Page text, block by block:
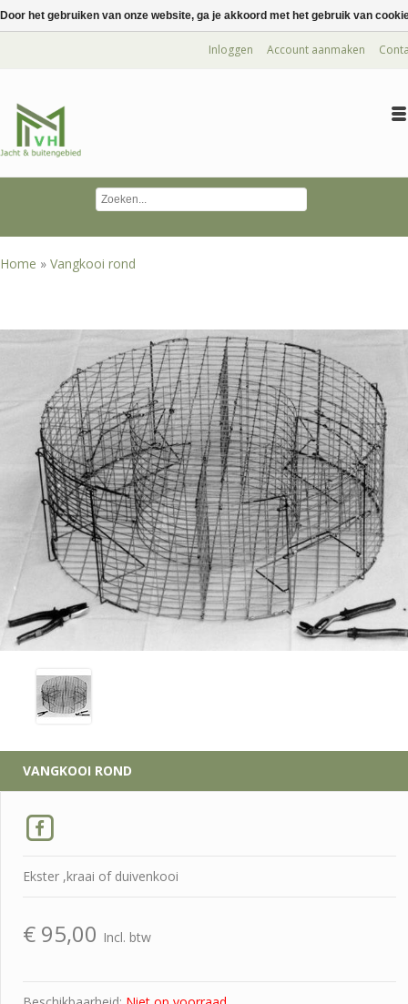
Inloggen Account aanmaken
Home » Vangkooi rond
VANGKOOI ROND
Ekster ,kraai of duivenkooi
€ 95,00 Incl. btw
Door het gebruiken van onze website, ga je akkoord met het gebruik van